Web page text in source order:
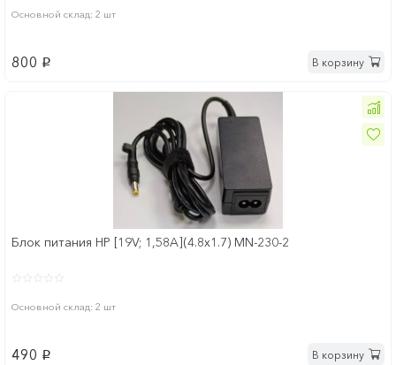
Основной склад: 2 шт
800 p В корзину
Блок питания HP [19V; 1,58A](4.8x1.7) MN-230-2
Основной склад: 2 шт
490 p В корзину